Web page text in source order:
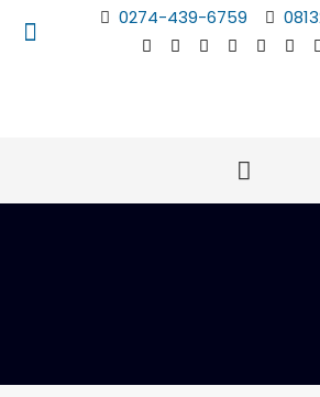
0274-439-6759